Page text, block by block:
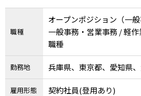
職種
オープンポジション（一般
一般事務・営業事務 / 軽
職種
勤務地 兵庫県、東京都、愛知県
雇用形態 契約社員(登用あり)